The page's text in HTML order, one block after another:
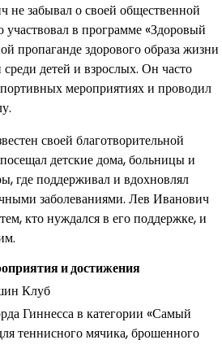
не забывал о своей общественной
участвовал в программе «Здоровый
пропаганде здорового образа жизни
детей и взрослых. Он часто
мероприятиях и проводил
своей благотворительной
детские дома, больницы и
где поддерживал и вдохновлял
заболеваниями. Лев Иванович
кто нуждался в его поддержке, и
и достижения
Клуб
Гиннесса в категории «Самый
теннисного мячика, брошенного